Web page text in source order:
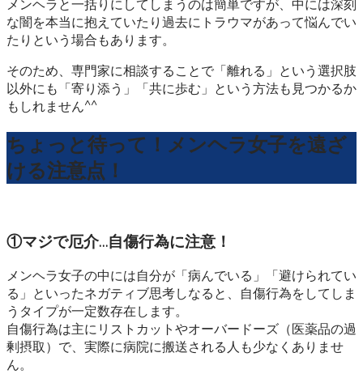
メンヘラと一括りにしてしまうのは簡単ですが、中には深刻
な闇を本当に抱えていたり過去にトラウマがあって悩んでい
たりという場合もあります。
そのため、専門家に相談することで「離れる」という選択肢
以外にも「寄り添う」「共に歩む」という方法も見つかるか
もしれません^^
ちょっと待って！メンヘラ女子を遠ざ
ける注意点！
①マジで厄介…自傷行為に注意！
メンヘラ女子の中には自分が「病んでいる」「避けられてい
る」といったネガティブ思考しなると、自傷行為をしてしま
うタイプが一定数存在します。
自傷行為は主にリストカットやオーバードーズ（医薬品の過
剰摂取）で、実際に病院に搬送される人も少なくありませ
ん。